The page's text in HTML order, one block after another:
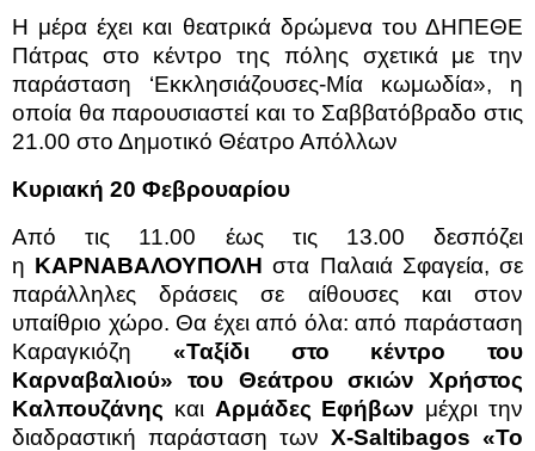
Η μέρα έχει και θεατρικά δρώμενα του ΔΗΠΕΘΕ
Πάτρας στο κέντρο της πόλης σχετικά με την
παράσταση ‘Εκκλησιάζουσες-Μία κωμωδία», η
οποία θα παρουσιαστεί και το Σαββατόβραδο στις
21.00 στο Δημοτικό Θέατρο Απόλλων
Κυριακή 20 Φεβρουαρίου
Από τις 11.00 έως τις 13.00 δεσπόζει
η ΚΑΡΝΑΒΑΛΟΥΠΟΛΗ στα Παλαιά Σφαγεία, σε
παράλληλες δράσεις σε αίθουσες και στον
υπαίθριο χώρο. Θα έχει από όλα: από παράσταση
Καραγκιόζη «Ταξίδι στο κέντρο του
Καρναβαλιού» του Θεάτρου σκιών Χρήστος
Καλπουζάνης και Αρμάδες Εφήβων μέχρι την
διαδραστική παράσταση των X-Saltibagos «Το